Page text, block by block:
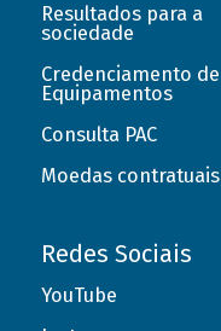
Resultados para a
sociedade
Credenciamento de
Equipamentos
Consulta PAC
Moedas contratuais
Redes Sociais
YouTube